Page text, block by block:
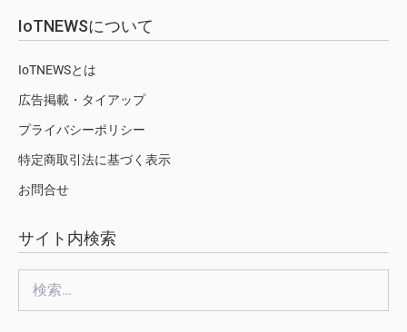
IoTNEWSについて
IoTNEWSとは
広告掲載・タイアップ
プライバシーポリシー
特定商取引法に基づく表示
お問合せ
サイト内検索
索: